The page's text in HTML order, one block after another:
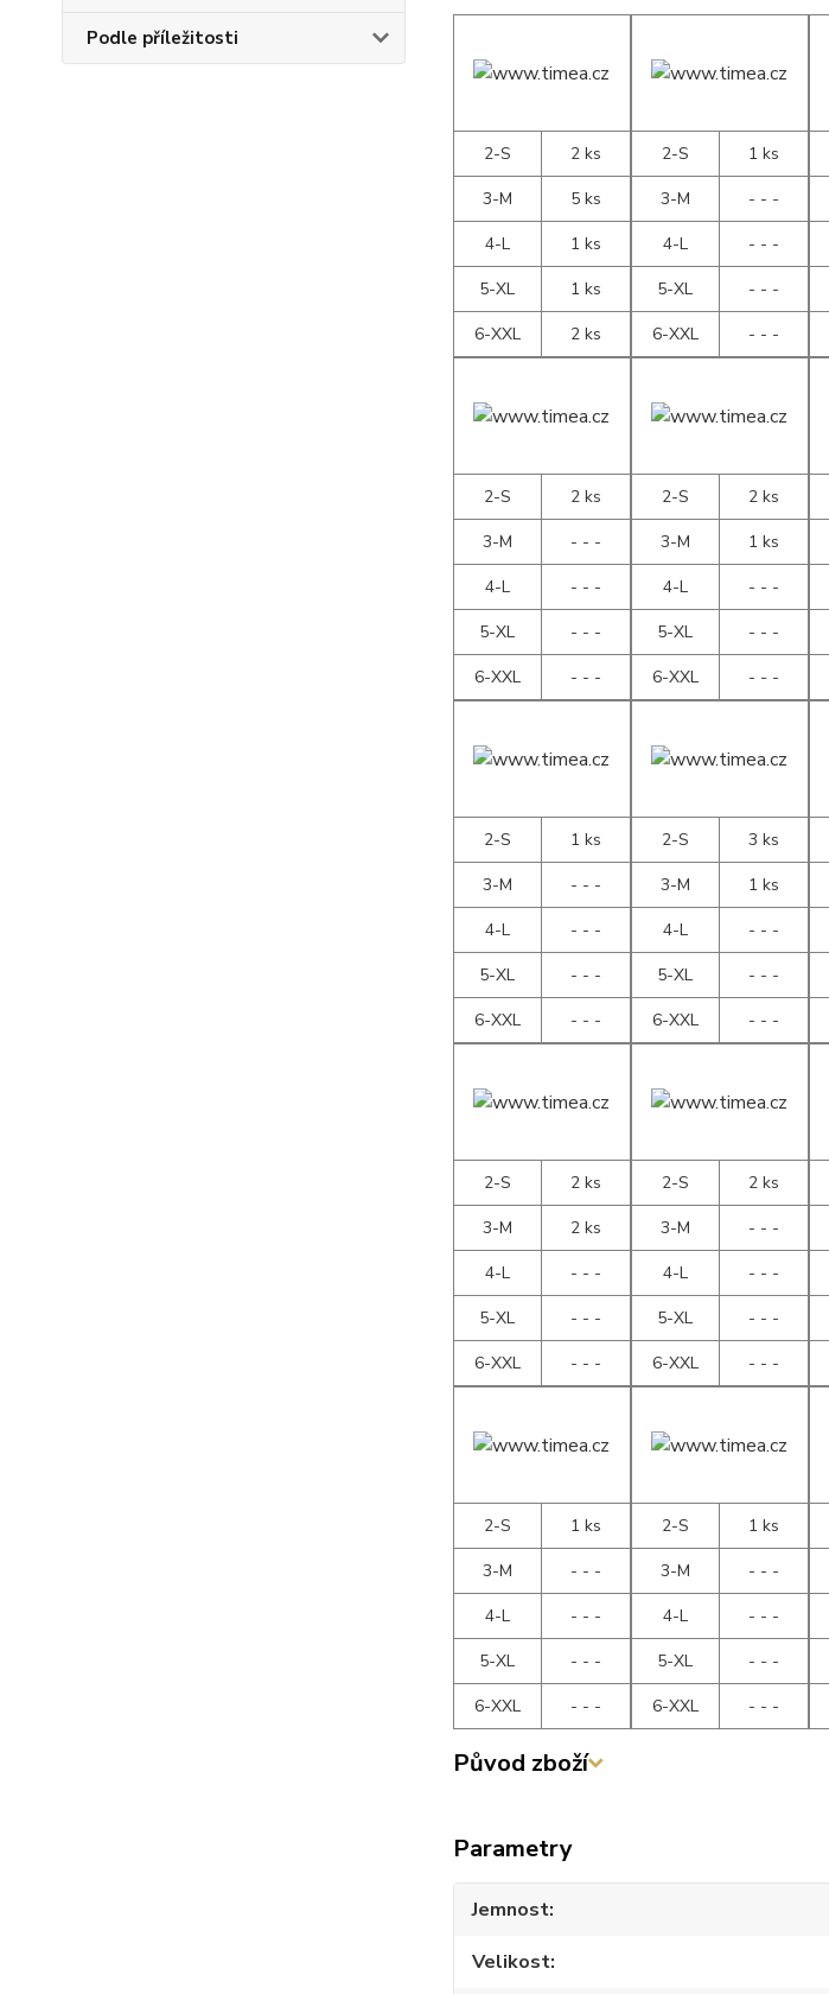
Podle příležitosti
2-S
2 ks
3-M
5 ks
4-L
1 ks
5-XL
1 ks
6-XXL
2 ks
2-S
1 ks
3-M
- - -
4-L
- - -
5-XL
- - -
6-XXL
- - -
2-S
2 ks
3-M
- - -
4-L
- - -
5-XL
- - -
6-XXL
- - -
2-S
2 ks
3-M
1 ks
4-L
- - -
5-XL
- - -
6-XXL
- - -
2-S
1 ks
3-M
- - -
4-L
- - -
5-XL
- - -
6-XXL
- - -
2-S
3 ks
3-M
1 ks
4-L
- - -
5-XL
- - -
6-XXL
- - -
2-S
2 ks
3-M
2 ks
4-L
- - -
5-XL
- - -
6-XXL
- - -
2-S
2 ks
3-M
- - -
4-L
- - -
5-XL
- - -
6-XXL
- - -
2-S
1 ks
3-M
- - -
4-L
- - -
5-XL
- - -
6-XXL
- - -
2-S
1 ks
3-M
- - -
4-L
- - -
5-XL
- - -
6-XXL
- - -
Původ zboží
Parametry
Jemnost
Velikost